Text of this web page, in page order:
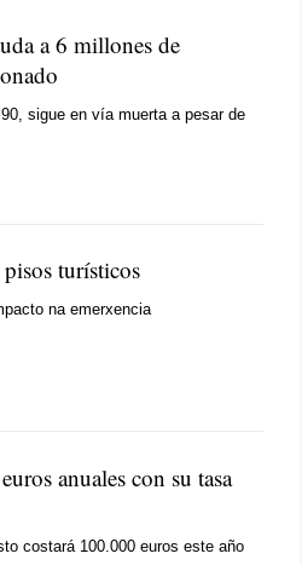
a 6 millones de
sigue en vía muerta a pesar de
turísticos
na emerxencia
anuales con su tasa
costará 100.000 euros este año